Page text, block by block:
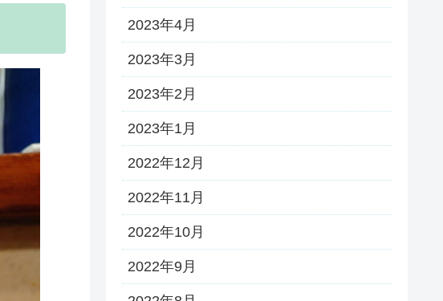
2023年4月
2023年3月
2023年2月
2023年1月
2022年12月
2022年11月
2022年10月
2022年9月